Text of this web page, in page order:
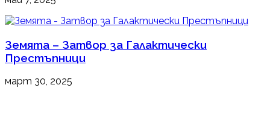
Земята – Затвор за Галактически
Престъпници
март 30, 2025